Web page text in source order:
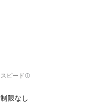
スピード
制限なし